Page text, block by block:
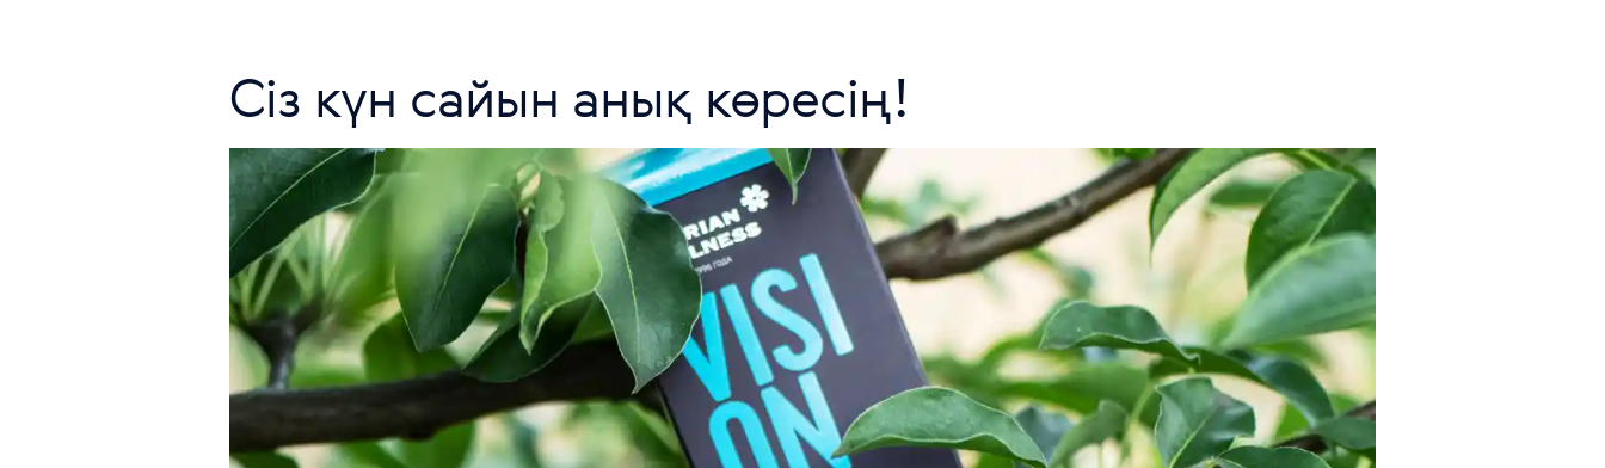
Сіз күн сайын анық көресің!